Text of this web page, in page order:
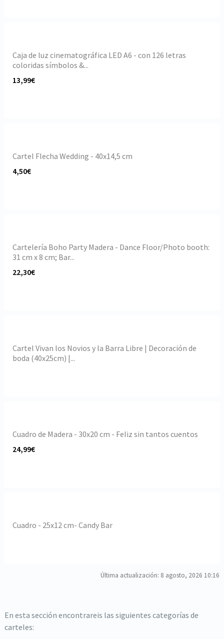
Caja de luz cinematográfica LED A6 - con 126 letras
coloridas símbolos &...
13,99€
Cartel Flecha Wedding - 40x14,5 cm
4,50€
Cartelería Boho Party Madera - Dance Floor/Photo booth:
31 cm x 8 cm; Bar...
22,30€
Cartel Vivan los Novios y la Barra Libre | Decoración de
boda (40x25cm) |...
Cuadro de Madera - 30x20 cm - Feliz sin tantos cuentos
24,99€
Cuadro - 25x12 cm- Candy Bar
Última actualización: 8 agosto, 2026 10:16
En esta sección encontrareis las siguientes categorías de
carteles: